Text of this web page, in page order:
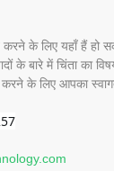
के लिए यहाँ हैं हो
के बारे में चिंता का
करने के लिए आपका